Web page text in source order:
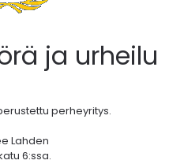
ja urheilu
perheyritys.
Lahden
6:ssa.